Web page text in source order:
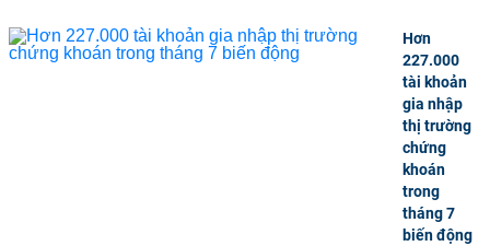
Hơn
227.000
tài khoản
gia nhập
thị trường
chứng
khoán
trong
tháng 7
biến động